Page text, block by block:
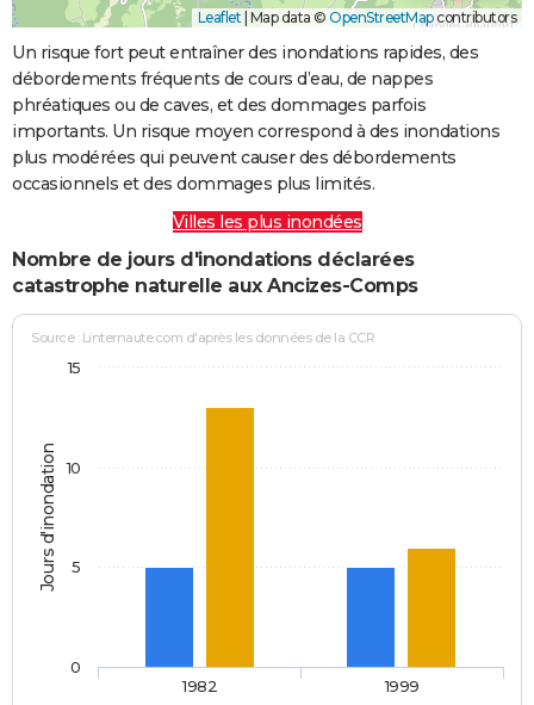
Leaflet | Map data © OpenStreetMapcontributors
Un risque fort peut entraîner des inondations rapides, des
débordements fréquents de cours d’eau, de nappes
phréatiques ou de caves, et des dommages parfois
importants. Un risque moyen correspond à des inondations
plus modérées qui peuvent causer des débordements
occasionnels et des dommages plus limités.
Villes les plus inondées
Nombre de jours d'inondations déclarées
catastrophe naturelle aux Ancizes-Comps
Jours d'inondation
Source : Linternaute.com d'après les données de la CCR
1982 1999
0
5
10
15